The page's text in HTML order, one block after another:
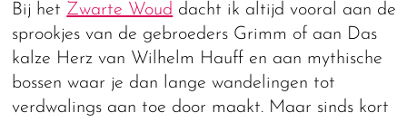
Bij het Zwarte Woud dacht ik altijd vooral aan de
sprookjes van de gebroeders Grimm of aan Das
kalze Herz van Wilhelm Hauff en aan mythische
bossen waar je dan lange wandelingen tot
verdwalings aan toe door maakt. Maar sinds kort